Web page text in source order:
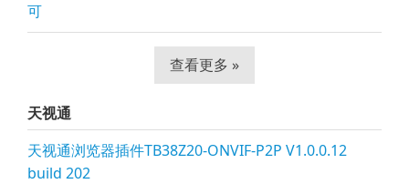
可
查看更多 »
天视通
天视通浏览器插件TB38Z20-ONVIF-P2P V1.0.0.12
build 202